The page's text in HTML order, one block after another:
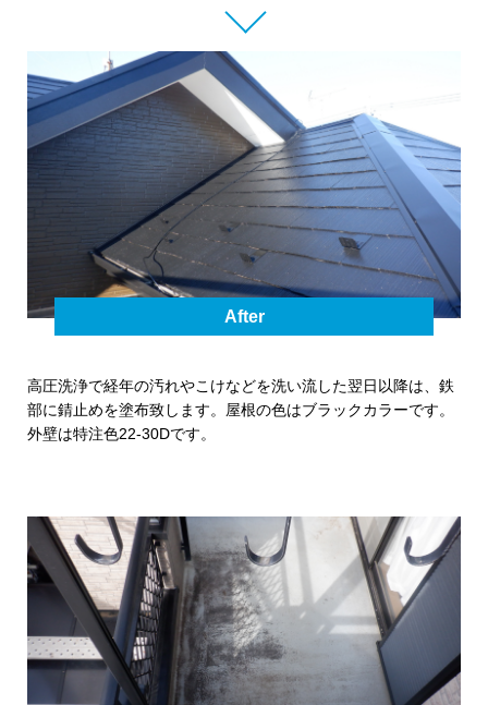
After
高圧洗浄で経年の汚れやこけなどを洗い流した翌日以降は、鉄
部に錆止めを塗布致します。屋根の色はブラックカラーです。
外壁は特注色22-30Dです。